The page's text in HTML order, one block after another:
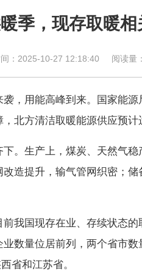
季，现存取暖
：2025-10-27 12:18:40 阅读量
，用能高峰到来。国家能
北方清洁取暖能源供应预计
。生产上，煤炭、天然气稳
造提升，输气管网织密；储
我国现存在业、存续状态
数量位居前列，两个省市
省和江苏省。